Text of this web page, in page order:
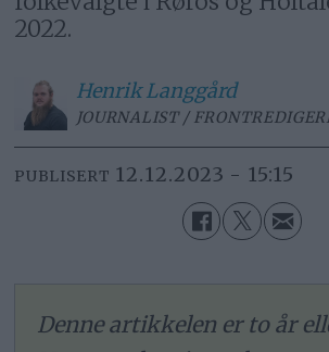
2022.
Henrik Langgård
JOURNALIST /
PUBLISERT 12.12.2023 - 15:15
Denne artikkelen er to år